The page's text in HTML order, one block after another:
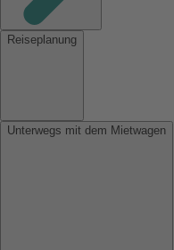
Reiseplanung
Unterwegs mit dem Mietwagen